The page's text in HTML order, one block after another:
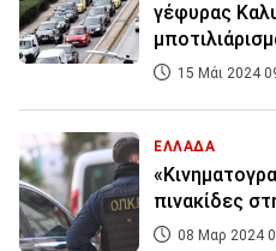
γέφυρας
15 Μάι 2024
ΕΛΛΑΔΑ
πινακίδες
08 Μαρ 2024